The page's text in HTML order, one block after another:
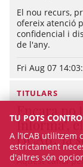
El nou recurs,
ofereix atenció
confidencial i
de l'any.
Fri Aug 07
TITULARS
Encara no
Informa",
l'ICAB? Ja
Aquest canal
TU POTS
A l’ICAB utilitzem
estrictament
d'altres són